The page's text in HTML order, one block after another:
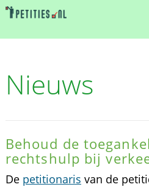
Nieuws
Behoud de
rechtshulp bij
De petitionaris van de